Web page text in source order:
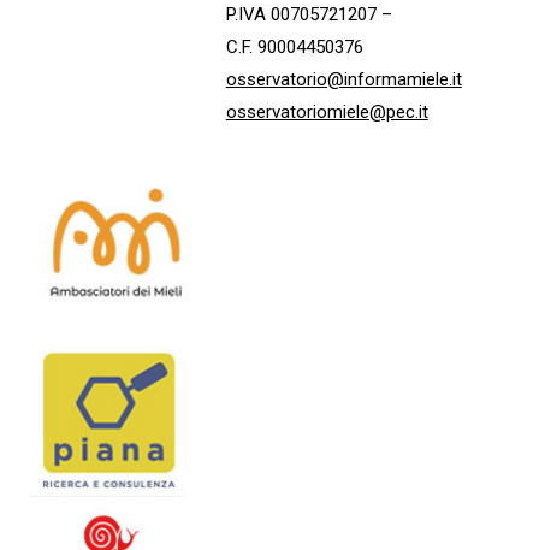
P.IVA 00705721207 –
C.F. 90004450376
osservatorio@informamiele.it
osservatoriomiele@pec.it